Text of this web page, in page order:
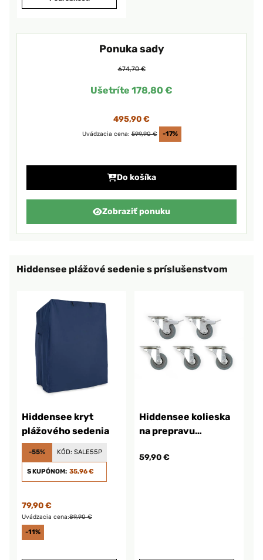
Ponuka sady
674,70 €
Ušetríte 178,80 €
495,90 €
Uvádzacia cena:599,90 € -17%
Do košíka
Zobraziť ponuku
Hiddensee plážové sedenie s príslušenstvom
Hiddensee kryt
plážového sedenia
-55% KÓD: SALE55P
S KUPÓNOM: 35,96 €
79,90 €
Uvádzacia cena:89,90 €
-11%
Hiddensee kolieska
na prepravu
59,90 €